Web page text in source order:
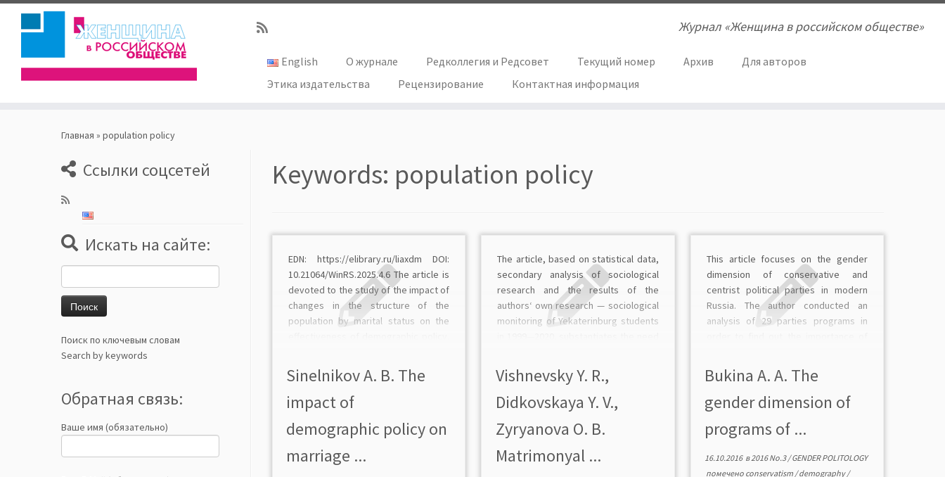
Журнал «Женщина в российском обществе»
English О журнале Редколлегия и Редсовет Текущий номер Архив
Для авторов
Этика издательства
Рецензирование Контактная информация
Главная » population policy
Ссылки соцсетей
Искать на сайте:
Поиск по ключевым словам
Search by keywords
Обратная связь:
Ваше имя (обязательно)
Keywords: population policy
EDN: https://elibrary.ru/liaxdm DOI:
10.21064/WinRS.2025.4.6 The article is
devoted to the study of the impact of
changes in the structure of the
population by marital status on the
the author concluded that many
people postpone marriage for a long
time. […]
Sinelnikov A. B. The
impact of
demographic policy on
marriage ...
The article, based on statistical data,
secondary analysis of sociological
research and the results of the
authors‘ own research — sociological
monitoring of Yekaterinburg students
interpretation of a number of threats
in the marriage, family and
demographic sphere. The authors
Vishnevsky Y. R.,
Didkovskaya Y. V.,
Zyryanova O. B.
Matrimonyal ...
This article focuses on the gender
dimension of conservative and
centrist political parties in modern
Russia. The author conducted an
analysis of 29 parties programs in
that 76 % of the surveyed parties
mention in their programs […]
Bukina А. А. The
gender dimension of
programs of ...
16.10.2016в2016 No.3/GENDER POLITOLOGY
помечено conservatism /demography/